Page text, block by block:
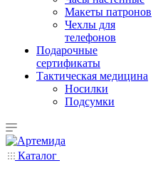
Макеты патронов
Чехлы для
телефонов
Подарочные
сертификаты
Тактическая медицина
Носилки
Подсумки
Каталог